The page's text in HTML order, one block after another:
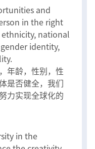
and
in the right
national
identity,
年龄，性别，性
是否健全，我们
力实现全球化的
in the